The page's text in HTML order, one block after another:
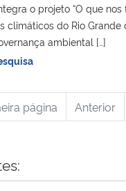
o projeto “O que
climáticos do Rio Grande
ambiental […]
página Anterior